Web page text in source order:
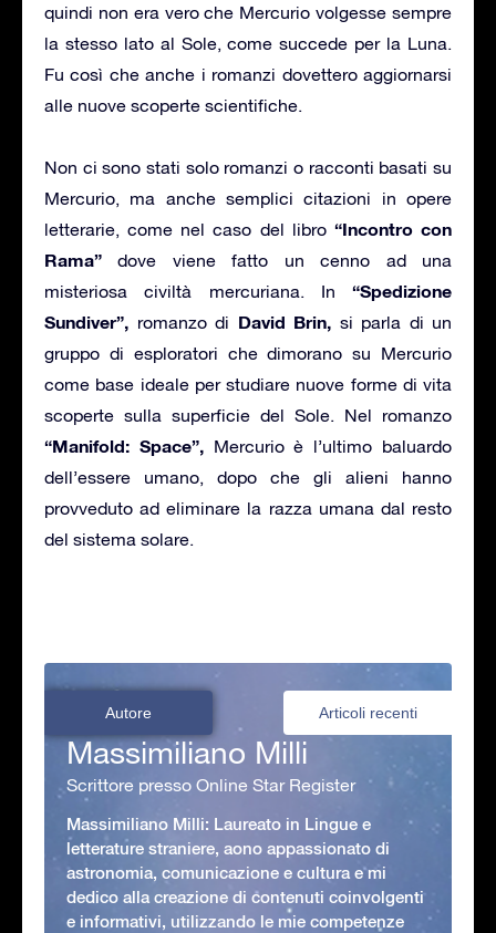
quindi non era vero che Mercurio volgesse sempre
la stesso lato al Sole, come succede per la Luna.
Fu così che anche i romanzi dovettero aggiornarsi
alle nuove scoperte scientifiche.
Non ci sono stati solo romanzi o racconti basati su
Mercurio, ma anche semplici citazioni in opere
letterarie, come nel caso del libro “Incontro con
Rama” dove viene fatto un cenno ad una
misteriosa civiltà mercuriana. In “Spedizione
Sundiver”, romanzo di David Brin, si parla di un
gruppo di esploratori che dimorano su Mercurio
come base ideale per studiare nuove forme di vita
scoperte sulla superficie del Sole. Nel romanzo
“Manifold: Space”,Mercurio è l’ultimo baluardo
dell’essere umano, dopo che gli alieni hanno
provveduto ad eliminare la razza umana dal resto
del sistema solare.
Autore Articoli recenti
Massimiliano Milli
Scrittore presso Online Star Register
Massimiliano Milli: Laureato in Lingue e
letterature straniere, aono appassionato di
astronomia, comunicazione e cultura e mi
dedico alla creazione di contenuti coinvolgenti
e informativi, utilizzando le mie competenze